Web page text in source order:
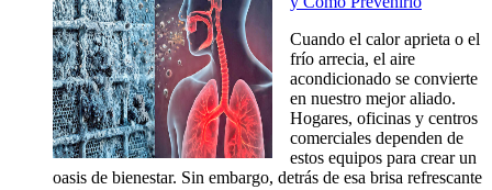
Cuando el calor aprieta o el
frío arrecia, el aire
acondicionado se convierte
en nuestro mejor aliado.
Hogares, oficinas y centros
comerciales dependen de
estos equipos para crear un
oasis de bienestar. Sin embargo, detrás de esa brisa refrescante